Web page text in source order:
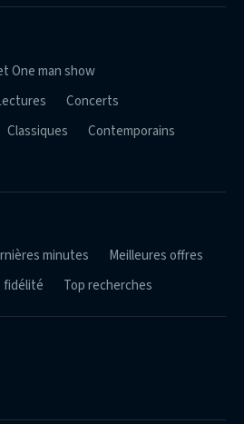
One man show
Concerts
Classiques
Contemporains
minutes
Meilleures offres
fidélité Top recherches